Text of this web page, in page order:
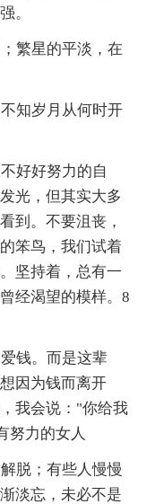
。
繁星的平淡，在
知岁月从何时开
好好努力的自
光，但其实大多
到。不要沮丧，
笨鸟，我们试着
坚持着，总有一
经渴望的模样。8
钱。而是这辈
因为钱而离开
我会说："你给我
力的女人
脱；有些人慢慢
淡忘，未必不是